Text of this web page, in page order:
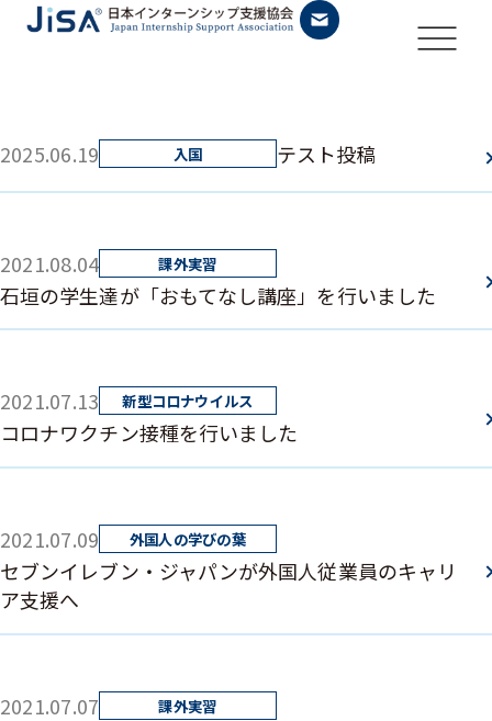
2025.06.19 テスト投稿
2021.08.04
石垣の学生達が「おもてなし講座」を行いました
2021.07.13
コロナワクチン接種を行いました
2021.07.09
セブンイレブン・ジャパンが外国人従業員のキャリ
ア支援へ
2021.07.07